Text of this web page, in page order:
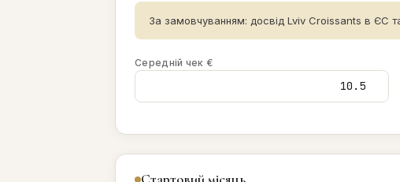
За замовчуванням: досвід Lviv Croissants в ЄС та
Середній чек €